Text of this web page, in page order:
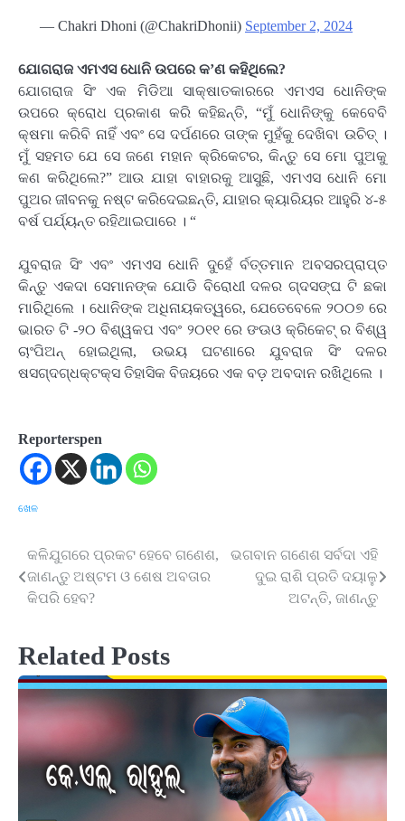
— Chakri Dhoni (@ChakriDhonii) September 2, 2024
ଯୋଗରାଜ ଏମଏସ ଧୋନି ଉପରେ କ’ଣ କହିଥିଲେ?
ଯୋଗରାଜ ସିଂ ଏକ ମିଡିଆ ସାକ୍ଷାତକାରରେ ଏମଏସ ଧୋନିଙ୍କ
ଉପରେ କ୍ରୋଧ ପ୍ରକାଶ କରି କହିଛନ୍ତି, “ମୁଁ ଧୋନିଙ୍କୁ କେବେବି
କ୍ଷମା କରିବି ନାହିଁ ଏବଂ ସେ ଦର୍ପଣରେ ତାଙ୍କ ମୁହଁକୁ ଦେଖିବା ଉଚିତ୍ ।
ମୁଁ ସହମତ ଯେ ସେ ଜଣେ ମହାନ କ୍ରିକେଟର, କିନ୍ତୁ ସେ ମୋ ପୁଅକୁ
କଣ କରିଥିଲେ?” ଆଉ ଯାହା ବାହାରକୁ ଆସୁଛି, ଏମଏସ ଧୋନି ମୋ
ପୁଅର ଜୀବନକୁ ନଷ୍ଟ କରିଦେଇଛନ୍ତି, ଯାହାର କ୍ୟାରିୟର ଆହୁରି ୪-୫
ବର୍ଷ ପର୍ଯ୍ୟନ୍ତ ରହିଥାଇପାରେ । “
ଯୁବରାଜ ସିଂ ଏବଂ ଏମଏସ ଧୋନି ଦୁହେଁ ର୍ବତ୍‌ତମାନ ଅବସରପ୍ରାପ୍ତ
କିନ୍ତୁ ଏକଦା ସେମାନଙ୍କ ଯୋଡି ବିରୋଧୀ ଦଳର ଗ୍ଦସଙ୍ଘ ଟି ଛକା
ମାରିଥିଲେ । ଧୋନିଙ୍କ ଅଧିନାୟକତ୍ୱରେ, ଯେତେବେଳେ ୨୦୦୭ ରେ
ଭାରତ ଟି -୨୦ ବିଶ୍ୱକପ ଏବଂ ୨୦୧୧ ରେ ଙଊଓ କ୍ରିକେଟ୍ ର ବିଶ୍ୱ
ଚାଂପିଅନ୍ ହୋଇଥିଲା, ଉଭୟ ଘଟଣାରେ ଯୁବରାଜ ସିଂ ଦଳର
ଷସଗ୍ଦଗ୍ଧକ୍ଟକ୍ସ ତିହାସିକ ବିଜୟରେ ଏକ ବଡ଼ ଅବଦାନ ରଖିଥିଲେ ।
Reporterspen
ଖେଳ
Post
navigation
କଳିଯୁଗରେ ପ୍ରକଟ ହେବେ ଗଣେଶ,
ଜାଣନ୍ତୁ ଅଷ୍ଟମ ଓ ଶେଷ ଅବତାର
କିପରି ହେବ?
ଭଗବାନ ଗଣେଶ ସର୍ବଦା ଏହି
ଦୁଇ ରାଶି ପ୍ରତି ଦୟାଳୁ
ଅଟନ୍ତି, ଜାଣନ୍ତୁ
Related Posts